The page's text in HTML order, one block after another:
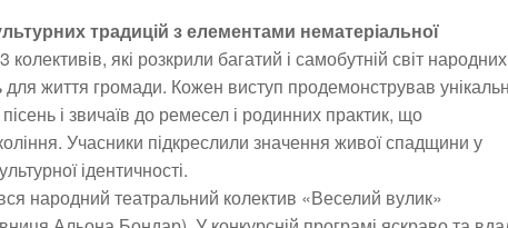
традицій з елементами нематеріальної
колективів, які розкрили багатий і самобутній світ народних
для життя громади. Кожен виступ продемонстрував
і звичаїв до ремесел і родинних практик, що
Учасники підкреслили значення живої спадщини у
ідентичності.
народний театральний колектив «Веселий вулик»